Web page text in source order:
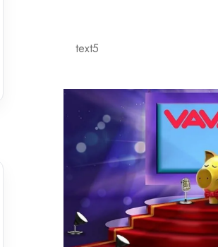
SPORT
Ротирај и
казино аутомата